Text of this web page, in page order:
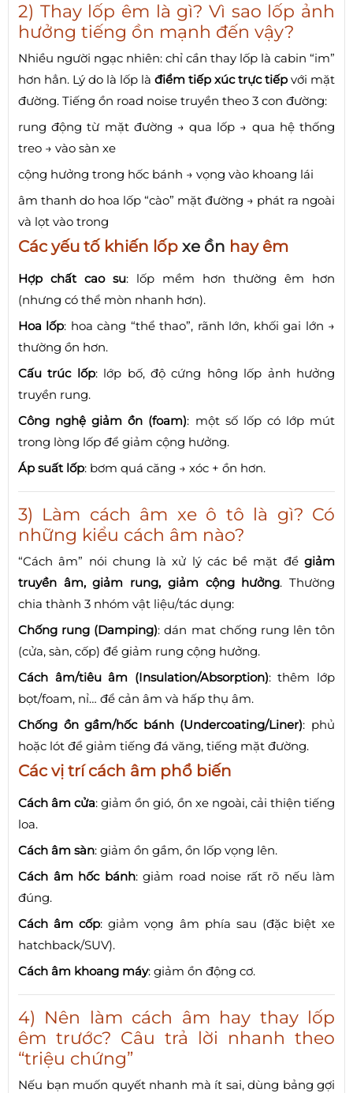
2) Thay lốp êm là gì? Vì sao lốp ảnh
hưởng tiếng ồn mạnh đến vậy?
Nhiều người ngạc nhiên: chỉ cần thay lốp là cabin “im”
hơn hẳn. Lý do là lốp là điểm tiếp xúc trực tiếp với mặt
đường. Tiếng ồn road noise truyền theo 3 con đường:
rung động từ mặt đường → qua lốp → qua hệ thống
treo → vào sàn xe
cộng hưởng trong hốc bánh → vọng vào khoang lái
âm thanh do hoa lốp “cào” mặt đường → phát ra ngoài
và lọt vào trong
Các yếu tố khiến lốp xe ồn hay êm
Hợp chất cao su: lốp mềm hơn thường êm hơn
(nhưng có thể mòn nhanh hơn).
Hoa lốp: hoa càng “thể thao”, rãnh lớn, khối gai lớn →
thường ồn hơn.
Cấu trúc lốp: lớp bố, độ cứng hông lốp ảnh hưởng
truyền rung.
Công nghệ giảm ồn (foam): một số lốp có lớp mút
trong lòng lốp để giảm cộng hưởng.
Áp suất lốp: bơm quá căng → xóc + ồn hơn.
3) Làm cách âm xe ô tô là gì? Có
những kiểu cách âm nào?
“Cách âm” nói chung là xử lý các bề mặt để giảm
truyền âm, giảm rung, giảm cộng hưởng. Thường
chia thành 3 nhóm vật liệu/tác dụng:
Chống rung (Damping): dán mat chống rung lên tôn
(cửa, sàn, cốp) để giảm rung cộng hưởng.
Cách âm/tiêu âm (Insulation/Absorption): thêm lớp
bọt/foam, nỉ… để cản âm và hấp thụ âm.
Chống ồn gầm/hốc bánh (Undercoating/Liner): phủ
hoặc lót để giảm tiếng đá văng, tiếng mặt đường.
Các vị trí cách âm phổ biến
Cách âm cửa: giảm ồn gió, ồn xe ngoài, cải thiện tiếng
loa.
Cách âm sàn: giảm ồn gầm, ồn lốp vọng lên.
Cách âm hốc bánh: giảm road noise rất rõ nếu làm
đúng.
Cách âm cốp: giảm vọng âm phía sau (đặc biệt xe
hatchback/SUV).
Cách âm khoang máy: giảm ồn động cơ.
4) Nên làm cách âm hay thay lốp
êm trước? Câu trả lời nhanh theo
“triệu chứng”
Nếu bạn muốn quyết nhanh mà ít sai, dùng bảng gợi